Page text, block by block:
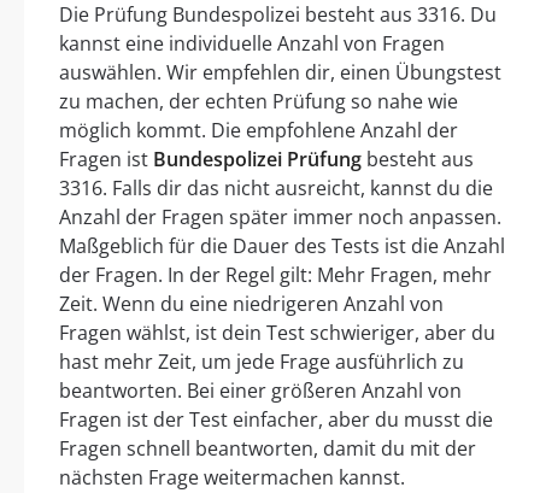
Die Prüfung Bundespolizei besteht aus 3316. Du
kannst eine individuelle Anzahl von Fragen
auswählen. Wir empfehlen dir, einen Übungstest
zu machen, der echten Prüfung so nahe wie
möglich kommt. Die empfohlene Anzahl der
Fragen ist Bundespolizei Prüfung besteht aus
3316. Falls dir das nicht ausreicht, kannst du die
Anzahl der Fragen später immer noch anpassen.
Maßgeblich für die Dauer des Tests ist die Anzahl
der Fragen. In der Regel gilt: Mehr Fragen, mehr
Zeit. Wenn du eine niedrigeren Anzahl von
Fragen wählst, ist dein Test schwieriger, aber du
hast mehr Zeit, um jede Frage ausführlich zu
beantworten. Bei einer größeren Anzahl von
Fragen ist der Test einfacher, aber du musst die
Fragen schnell beantworten, damit du mit der
nächsten Frage weitermachen kannst.